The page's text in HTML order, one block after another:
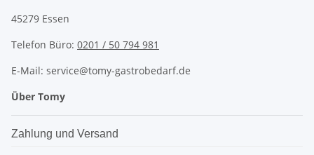
45279 Essen
Telefon Büro: 0201 / 50 794 981
E-Mail: service@tomy-gastrobedarf.de
Über Tomy
Zahlung und Versand